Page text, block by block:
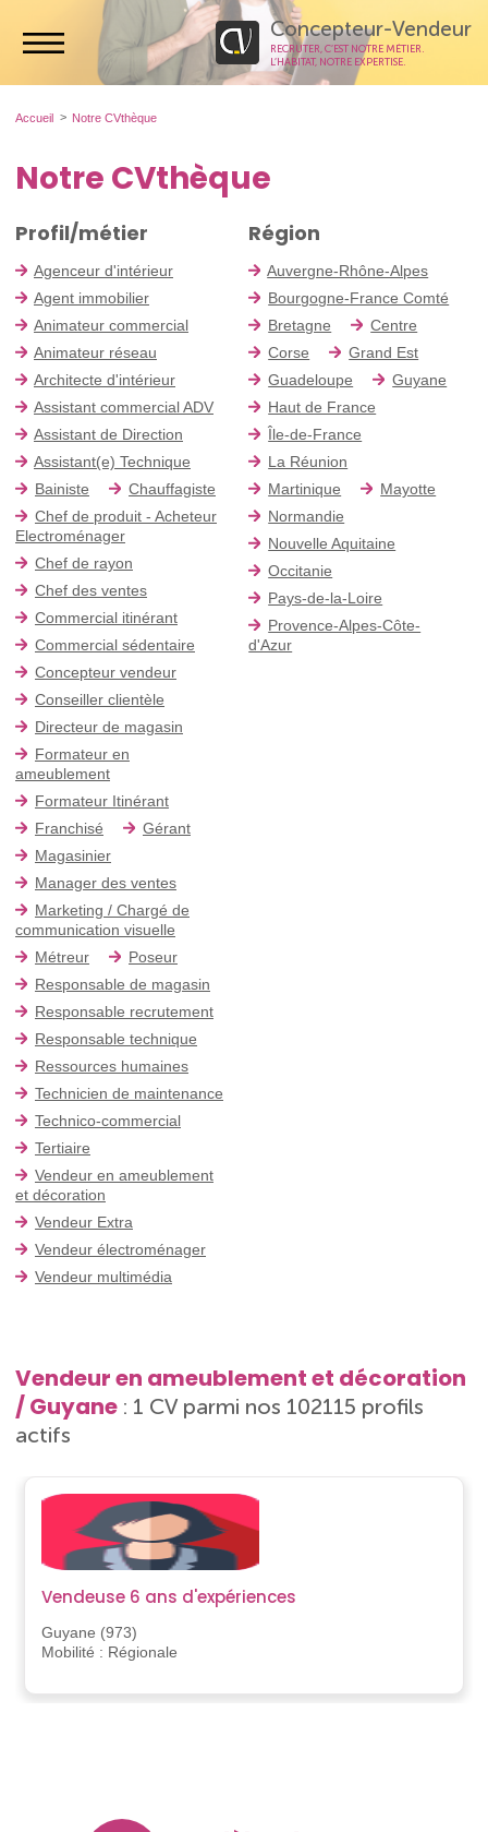
Concepteur-Vendeur
RECRUTER, C’EST NOTRE MÉTIER.
L’HABITAT, NOTRE EXPERTISE.
Accueil Notre CVthèque
Notre CVthèque
Profil/métier
Agenceur d'intérieur
Agent immobilier
Animateur commercial
Animateur réseau
Architecte d'intérieur
Assistant commercial ADV
Assistant de Direction
Assistant(e) Technique
Bainiste
Chauffagiste
Chef de produit - Acheteur
Electroménager
Chef de rayon
Chef des ventes
Commercial itinérant
Commercial sédentaire
Concepteur vendeur
Conseiller clientèle
Directeur de magasin
Formateur en
ameublement
Formateur Itinérant
Franchisé
Gérant
Magasinier
Manager des ventes
Marketing / Chargé de
communication visuelle
Métreur
Poseur
Responsable de magasin
Responsable recrutement
Responsable technique
Ressources humaines
Technicien de maintenance
Technico-commercial
Tertiaire
Vendeur en ameublement
et décoration
Vendeur Extra
Vendeur électroménager
Vendeur multimédia
Région
Auvergne-Rhône-Alpes
Bourgogne-France Comté
Bretagne
Centre
Corse
Grand Est
Guadeloupe
Guyane
Haut de France
Île-de-France
La Réunion
Martinique
Mayotte
Normandie
Nouvelle Aquitaine
Occitanie
Pays-de-la-Loire
Provence-Alpes-Côte-
d'Azur
Vendeur en ameublement et décoration
/ Guyane : 1 CV parmi nos 102115 profils
actifs
Vendeuse 6 ans d'expériences
Guyane (973)
Mobilité : Régionale